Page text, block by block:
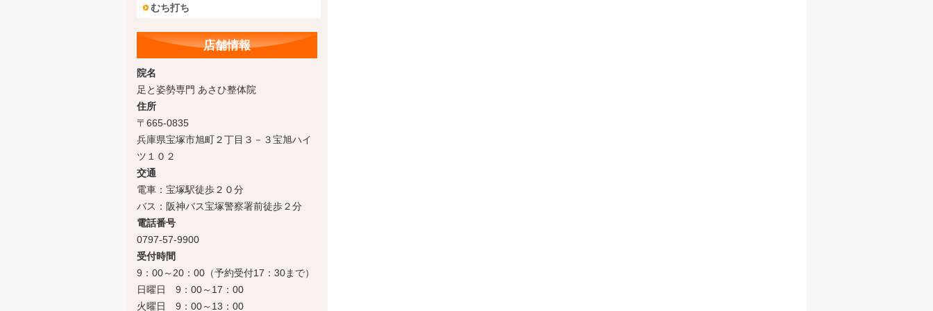
むち打ち
店舗情報
院名
足と姿勢専門 あさひ整体院
住所
〒665-0835
兵庫県宝塚市旭町２丁目３－３宝旭ハイ
ツ１０２
交通
電車：宝塚駅徒歩２０分
バス：阪神バス宝塚警察署前徒歩２分
電話番号
0797-57-9900
受付時間
9：00～20：00（予約受付17：30まで）
日曜日 9：00～17：00
火曜日 9：00～13：00